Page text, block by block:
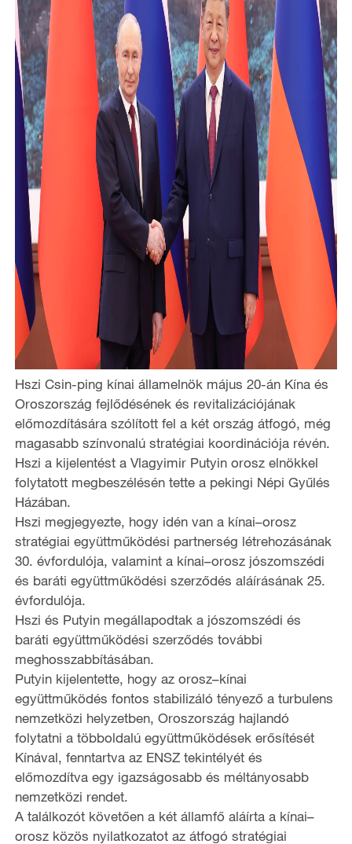
Hszi Csin-ping kínai államelnök május 20-án Kína és
Oroszország fejlődésének és revitalizációjának
előmozdítására szólított fel a két ország átfogó, még
magasabb színvonalú stratégiai koordinációja révén.
Hszi a kijelentést a Vlagyimir Putyin orosz elnökkel
folytatott megbeszélésén tette a pekingi Népi Gyűlés
Házában.
Hszi megjegyezte, hogy idén van a kínai–orosz
stratégiai együttműködési partnerség létrehozásának
30. évfordulója, valamint a kínai–orosz jószomszédi
és baráti együttműködési szerződés aláírásának 25.
évfordulója.
Hszi és Putyin megállapodtak a jószomszédi és
baráti együttműködési szerződés további
meghosszabbításában.
Putyin kijelentette, hogy az orosz–kínai
együttműködés fontos stabilizáló tényező a turbulens
nemzetközi helyzetben, Oroszország hajlandó
folytatni a többoldalú együttműködések erősítését
Kínával, fenntartva az ENSZ tekintélyét és
előmozdítva egy igazságosabb és méltányosabb
nemzetközi rendet.
A találkozót követően a két államfő aláírta a kínai–
orosz közös nyilatkozatot az átfogó stratégiai